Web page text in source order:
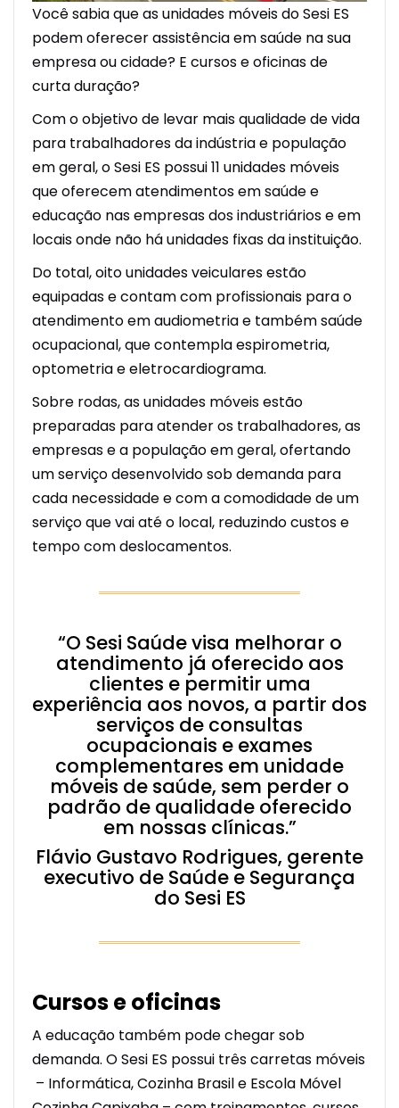
Você sabia que as unidades móveis do Sesi ES
podem oferecer assistência em saúde na sua
empresa ou cidade? E cursos e oficinas de
curta duração?
Com o objetivo de levar mais qualidade de vida
para trabalhadores da indústria e população
em geral, o Sesi ES possui 11 unidades móveis
que oferecem atendimentos em saúde e
educação nas empresas dos industriários e em
locais onde não há unidades fixas da instituição.
Do total, oito unidades veiculares estão
equipadas e contam com profissionais para o
atendimento em audiometria e também saúde
ocupacional, que contempla espirometria,
optometria e eletrocardiograma.
Sobre rodas, as unidades móveis estão
preparadas para atender os trabalhadores, as
empresas e a população em geral, ofertando
um serviço desenvolvido sob demanda para
cada necessidade e com a comodidade de um
serviço que vai até o local, reduzindo custos e
tempo com deslocamentos.
“O Sesi Saúde visa melhorar o
atendimento já oferecido aos
clientes e permitir uma
experiência aos novos, a partir dos
serviços de consultas
ocupacionais e exames
complementares em unidade
móveis de saúde, sem perder o
padrão de qualidade oferecido
em nossas clínicas.”
Flávio Gustavo Rodrigues, gerente
executivo de Saúde e Segurança
do Sesi ES
Cursos e oficinas
A educação também pode chegar sob
demanda. O Sesi ES possui três carretas móveis
– Informática, Cozinha Brasil e Escola Móvel